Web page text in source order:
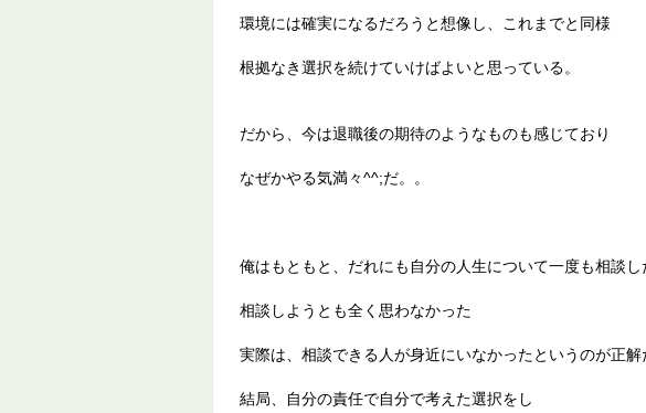
環境には確実になるだろうと想像し、これまでと同様
根拠なき選択を続けていけばよいと思っている。
だから、今は退職後の期待のようなものも感じており
なぜかやる気満々^^;だ。。
俺はもともと、だれにも自分の人生について一度も相談し
相談しようとも全く思わなかった
実際は、相談できる人が身近にいなかったというのが正解
結局、自分の責任で自分で考えた選択をし